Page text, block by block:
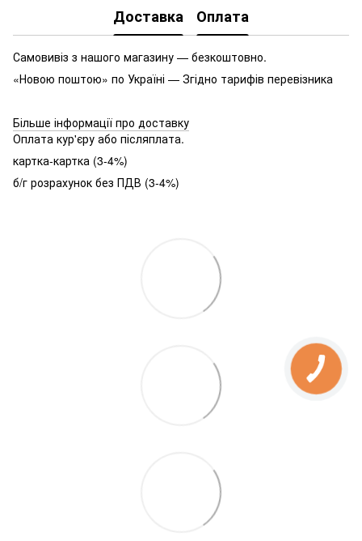
Доставка Оплата
Самовивіз з нашого магазину — безкоштовно.
«Новою поштою» по Україні — Згідно тарифів перевізника
Більше інформації про доставку
Оплата кур'єру або післяплата.
картка-картка (3-4%)
б/г розрахунок без ПДВ (3-4%)